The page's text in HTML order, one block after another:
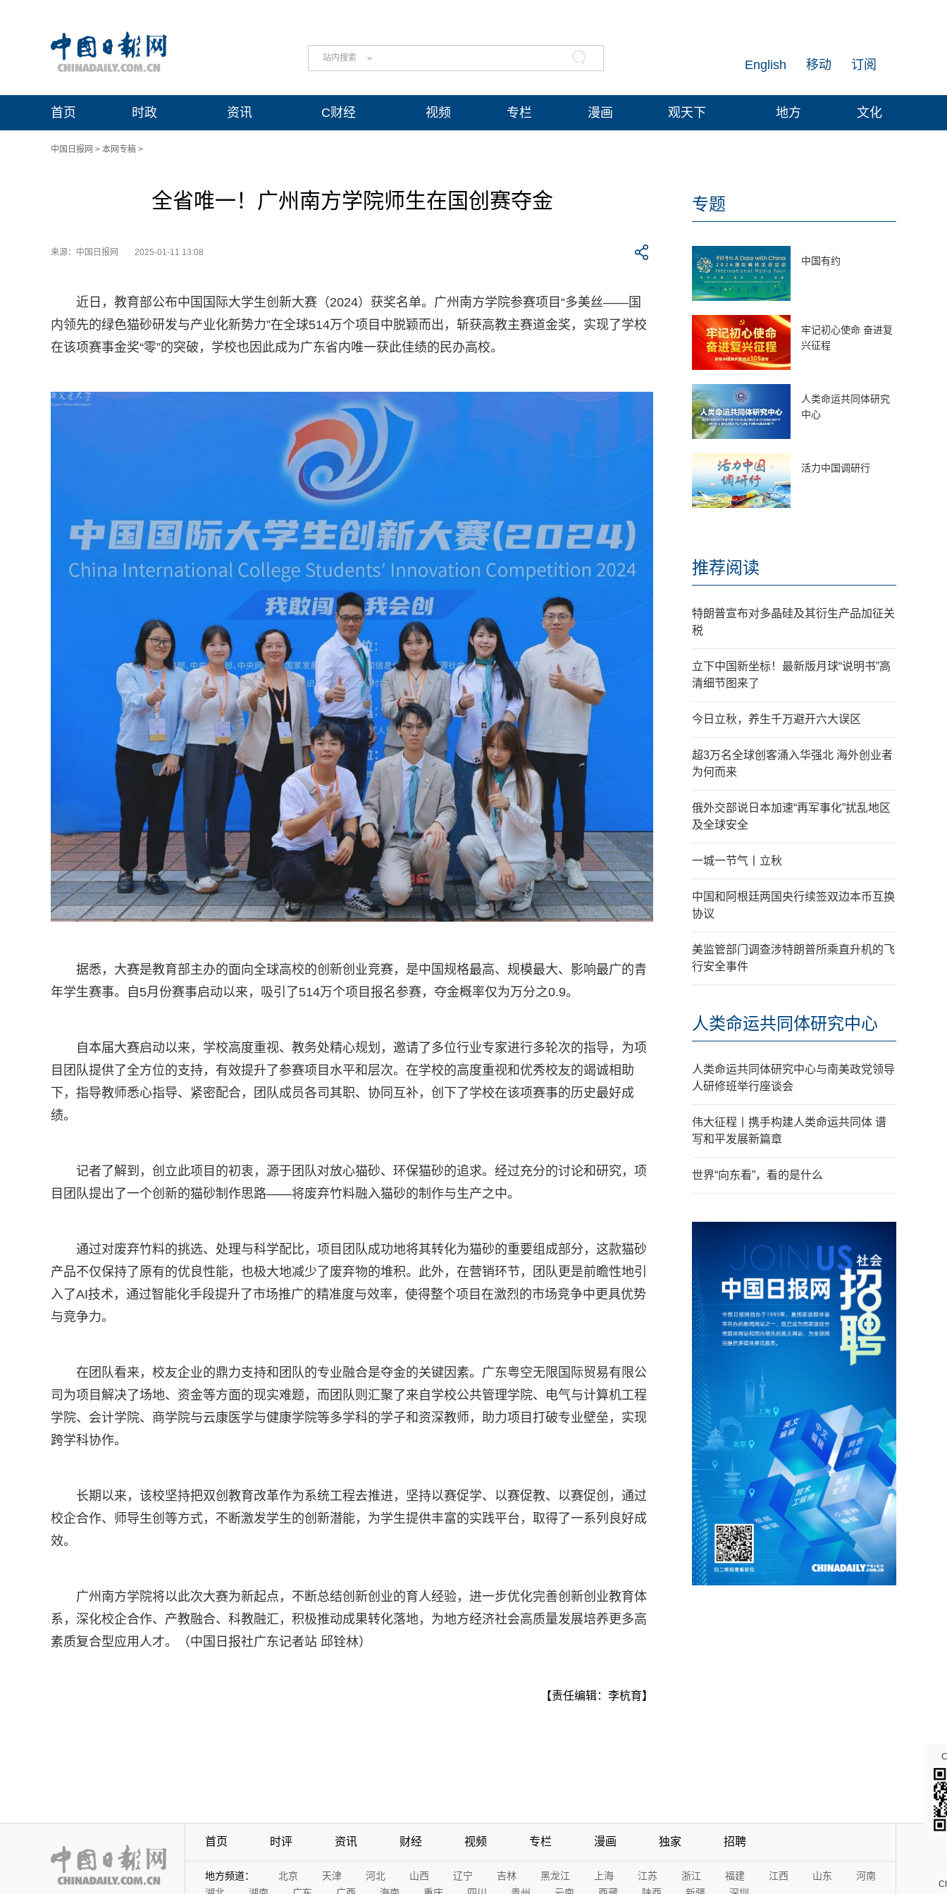
站内搜索 订阅
移动
English
首页 时政 资讯 C财经 视频 专栏 漫画 观天下 地方 文化
中国日报网 > 本网专稿 >
全省唯一！广州南方学院师生在国创赛夺金
来源：中国日报网 2025-01-11 13:08
近日，教育部公布中国国际大学生创新大赛（2024）获奖名单。广州南方学院参赛项目“多美丝——国
内领先的绿色猫砂研发与产业化新势力”在全球514万个项目中脱颖而出，斩获高教主赛道金奖，实现了学校
在该项赛事金奖“零”的突破，学校也因此成为广东省内唯一获此佳绩的民办高校。
据悉，大赛是教育部主办的面向全球高校的创新创业竞赛，是中国规格最高、规模最大、影响最广的青
年学生赛事。自5月份赛事启动以来，吸引了514万个项目报名参赛，夺金概率仅为万分之0.9。
自本届大赛启动以来，学校高度重视、教务处精心规划，邀请了多位行业专家进行多轮次的指导，为项
目团队提供了全方位的支持，有效提升了参赛项目水平和层次。在学校的高度重视和优秀校友的竭诚相助
下，指导教师悉心指导、紧密配合，团队成员各司其职、协同互补，创下了学校在该项赛事的历史最好成
绩。
记者了解到，创立此项目的初衷，源于团队对放心猫砂、环保猫砂的追求。经过充分的讨论和研究，项
目团队提出了一个创新的猫砂制作思路——将废弃竹料融入猫砂的制作与生产之中。
通过对废弃竹料的挑选、处理与科学配比，项目团队成功地将其转化为猫砂的重要组成部分，这款猫砂
产品不仅保持了原有的优良性能，也极大地减少了废弃物的堆积。此外，在营销环节，团队更是前瞻性地引
入了AI技术，通过智能化手段提升了市场推广的精准度与效率，使得整个项目在激烈的市场竞争中更具优势
与竞争力。
在团队看来，校友企业的鼎力支持和团队的专业融合是夺金的关键因素。广东粤空无限国际贸易有限公
司为项目解决了场地、资金等方面的现实难题，而团队则汇聚了来自学校公共管理学院、电气与计算机工程
学院、会计学院、商学院与云康医学与健康学院等多学科的学子和资深教师，助力项目打破专业壁垒，实现
跨学科协作。
长期以来，该校坚持把双创教育改革作为系统工程去推进，坚持以赛促学、以赛促教、以赛促创，通过
校企合作、师导生创等方式，不断激发学生的创新潜能，为学生提供丰富的实践平台，取得了一系列良好成
效。
广州南方学院将以此次大赛为新起点，不断总结创新创业的育人经验，进一步优化完善创新创业教育体
系，深化校企合作、产教融合、科教融汇，积极推动成果转化落地，为地方经济社会高质量发展培养更多高
素质复合型应用人才。（中国日报社广东记者站 邱铨林）
【责任编辑：李杭育】
专题
中国有约
牢记初心使命 奋进复
兴征程
人类命运共同体研究
中心
活力中国调研行
推荐阅读
特朗普宣布对多晶硅及其衍生产品加征关
税
立下中国新坐标！最新版月球“说明书”高
清细节图来了
今日立秋，养生千万避开六大误区
超3万名全球创客涌入华强北 海外创业者
为何而来
俄外交部说日本加速“再军事化”扰乱地区
及全球安全
一城一节气丨立秋
中国和阿根廷两国央行续签双边本币互换
协议
美监管部门调查涉特朗普所乘直升机的飞
行安全事件
人类命运共同体研究中心
人类命运共同体研究中心与南美政党领导
人研修班举行座谈会
伟大征程丨携手构建人类命运共同体 谱
写和平发展新篇章
世界“向东看”，看的是什么
首页 时评 资讯 财经 视频 专栏 漫画 独家 招聘
地方频道： 北京 天津 河北 山西 辽宁 吉林 黑龙江 上海 江苏 浙江 福建 江西 山东
河南